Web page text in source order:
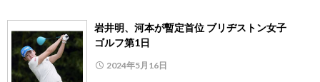
岩井明、河本が暫定首位 ブリヂストン女子
ゴルフ第1日
2024年5月16日